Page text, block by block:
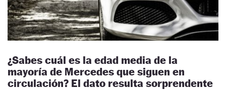
¿Sabes cuál es la edad media de la
mayoría de Mercedes que siguen en
circulación? El dato resulta sorprendente